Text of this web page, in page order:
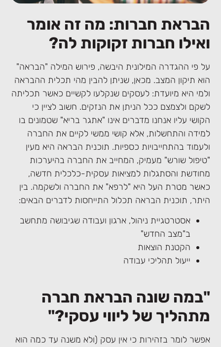
הבראת חברות: מה זה אומר
ואילו חברות זקוקות לה?
על פי ההגדרה המילונית היבשה, פירוש המילה "הבראה"
הוא תיקון המצב. מכאן, שניתן להבין מהי תכלית ההבראה
ולמי היא מיועדת: לעסקים שנקלעו לקשיים כאשר תכליתה
לשקם ולצמצם ככל הניתן את הנזקים. חשוב לציין כי
הקושי עליו אנחנו מדברים אינו "אתגר בריא" שטמונים בו
למידה והתחשלות, אלא קושי ממשי לקיים את החברה
ולעמוד בהתחייבויות כספיות. תוכנית הבראה היא מעין
"טיפול שורש" מעמיק, המחייב את החברה בהיערכות
מחודשת והסתגלות למציאות עסקית-כלכלית חדשה,
כאשר מטרת העל היא "לרפא" את החברה ולשקמה. בין
היתר, תוכנית הבראה תכלול התייחסות לדברים הבאים:
אסטרטגיית ניהול, ארגון ועבודה שגיבושה מתחשב
ב"מצב החדש"
הקטנת הוצאות
ייעול תהליכי עבודה
"במה שונה הבראת חברה
מתהליך של ליווי עסקי?"
אפשר לומר בזהירות כי אין עסק (ולא משנה עד כמה הוא